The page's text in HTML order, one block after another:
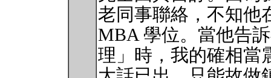
老同事聯絡，不知他
MBA 學位。當他告
理」時，我的確相當